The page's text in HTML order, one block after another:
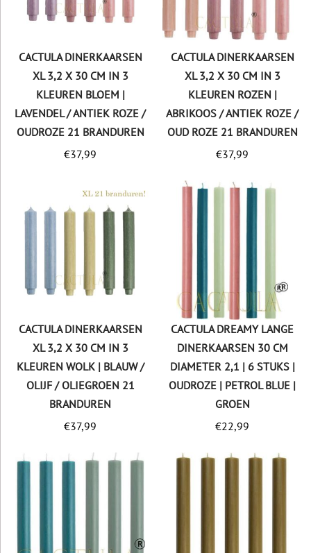
CACTULA DINERKAARSEN
XL 3,2 X 30 CM IN 3
KLEUREN BLOEM |
LAVENDEL / ANTIEK ROZE /
OUDROZE 21 BRANDUREN
€37,99
CACTULA DINERKAARSEN
XL 3,2 X 30 CM IN 3
KLEUREN ROZEN |
ABRIKOOS / ANTIEK ROZE /
OUD ROZE 21 BRANDUREN
€37,99
CACTULA DINERKAARSEN
XL 3,2 X 30 CM IN 3
KLEUREN WOLK | BLAUW /
OLIJF / OLIEGROEN 21
BRANDUREN
€37,99
CACTULA DREAMY LANGE
DINERKAARSEN 30 CM
DIAMETER 2,1 | 6 STUKS |
OUDROZE | PETROL BLUE |
GROEN
€22,99